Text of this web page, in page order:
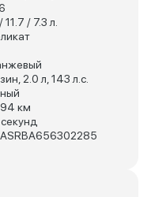
/ 7.3 л.
2.0 л, 143 л.с.
км
секунд